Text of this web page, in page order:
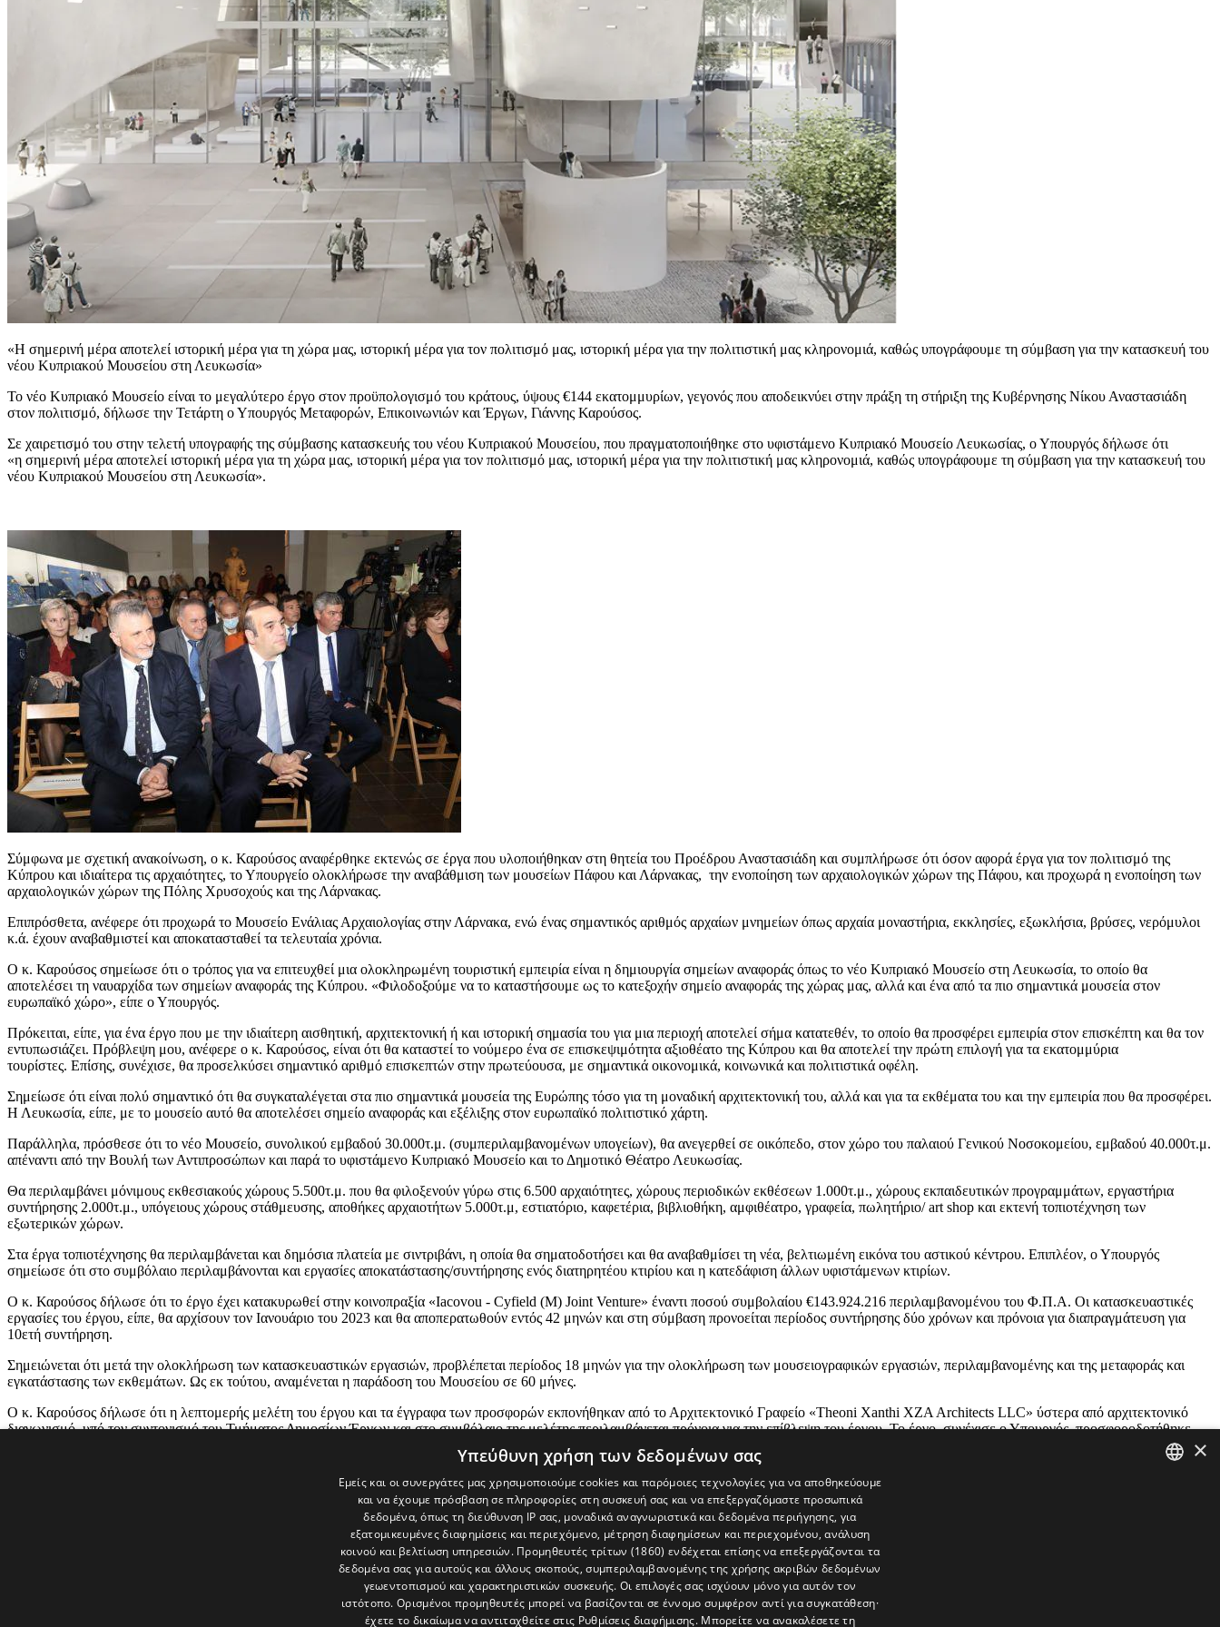
«Η σημερινή μέρα αποτελεί ιστορική μέρα για τη χώρα μας, ιστορική μέρα για τον πολιτισμό μας, ιστορική μέρα για την πολιτιστική μας κληρονομιά, καθώς υπογράφουμε τη σύμβαση για την κατασκευή του
νέου Κυπριακού Μουσείου στη Λευκωσία»
Το νέο Κυπριακό Μουσείο είναι το μεγαλύτερο έργο στον προϋπολογισμό του κράτους, ύψους €144 εκατομμυρίων, γεγονός που αποδεικνύει στην πράξη τη στήριξη της Κυβέρνησης Νίκου Αναστασιάδη
στον πολιτισμό, δήλωσε την Τετάρτη ο Υπουργός Μεταφορών, Επικοινωνιών και Έργων, Γιάννης Καρούσος.
Σε χαιρετισμό του στην τελετή υπογραφής της σύμβασης κατασκευής του νέου Κυπριακού Μουσείου, που πραγματοποιήθηκε στο υφιστάμενο Κυπριακό Μουσείο Λευκωσίας, ο Υπουργός δήλωσε ότι
«η σημερινή μέρα αποτελεί ιστορική μέρα για τη χώρα μας, ιστορική μέρα για τον πολιτισμό μας, ιστορική μέρα για την πολιτιστική μας κληρονομιά, καθώς υπογράφουμε τη σύμβαση για την κατασκευή του
νέου Κυπριακού Μουσείου στη Λευκωσία».
Σύμφωνα με σχετική ανακοίνωση, ο κ. Καρούσος αναφέρθηκε εκτενώς σε έργα που υλοποιήθηκαν στη θητεία του Προέδρου Αναστασιάδη και συμπλήρωσε ότι όσον αφορά έργα για τον πολιτισμό της
Κύπρου και ιδιαίτερα τις αρχαιότητες, το Υπουργείο ολοκλήρωσε την αναβάθμιση των μουσείων Πάφου και Λάρνακας, την ενοποίηση των αρχαιολογικών χώρων της Πάφου, και προχωρά η ενοποίηση των
αρχαιολογικών χώρων της Πόλης Χρυσοχούς και της Λάρνακας.
Επιπρόσθετα, ανέφερε ότι προχωρά το Μουσείο Ενάλιας Αρχαιολογίας στην Λάρνακα, ενώ ένας σημαντικός αριθμός αρχαίων μνημείων όπως αρχαία μοναστήρια, εκκλησίες, εξωκλήσια, βρύσες, νερόμυλοι
κ.ά. έχουν αναβαθμιστεί και αποκατασταθεί τα τελευταία χρόνια.
Ο κ. Καρούσος σημείωσε ότι ο τρόπος για να επιτευχθεί μια ολοκληρωμένη τουριστική εμπειρία είναι η δημιουργία σημείων αναφοράς όπως το νέο Κυπριακό Μουσείο στη Λευκωσία, το οποίο θα
αποτελέσει τη ναυαρχίδα των σημείων αναφοράς της Κύπρου. «Φιλοδοξούμε να το καταστήσουμε ως το κατεξοχήν σημείο αναφοράς της χώρας μας, αλλά και ένα από τα πιο σημαντικά μουσεία στον
ευρωπαϊκό χώρο», είπε ο Υπουργός.
Πρόκειται, είπε, για ένα έργο που με την ιδιαίτερη αισθητική, αρχιτεκτονική ή και ιστορική σημασία του για μια περιοχή αποτελεί σήμα κατατεθέν, το οποίο θα προσφέρει εμπειρία στον επισκέπτη και θα τον
εντυπωσιάζει. Πρόβλεψη μου, ανέφερε ο κ. Καρούσος, είναι ότι θα καταστεί το νούμερο ένα σε επισκεψιμότητα αξιοθέατο της Κύπρου και θα αποτελεί την πρώτη επιλογή για τα εκατομμύρια
τουρίστες. Επίσης, συνέχισε, θα προσελκύσει σημαντικό αριθμό επισκεπτών στην πρωτεύουσα, με σημαντικά οικονομικά, κοινωνικά και πολιτιστικά οφέλη.
Σημείωσε ότι είναι πολύ σημαντικό ότι θα συγκαταλέγεται στα πιο σημαντικά μουσεία της Ευρώπης τόσο για τη μοναδική αρχιτεκτονική του, αλλά και για τα εκθέματα του και την εμπειρία που θα προσφέρει.
Η Λευκωσία, είπε, με το μουσείο αυτό θα αποτελέσει σημείο αναφοράς και εξέλιξης στον ευρωπαϊκό πολιτιστικό χάρτη.
Παράλληλα, πρόσθεσε ότι το νέο Μουσείο, συνολικού εμβαδού 30.000τ.μ. (συμπεριλαμβανομένων υπογείων), θα ανεγερθεί σε οικόπεδο, στον χώρο του παλαιού Γενικού Νοσοκομείου, εμβαδού 40.000τ.μ.
απέναντι από την Βουλή των Αντιπροσώπων και παρά το υφιστάμενο Κυπριακό Μουσείο και το Δημοτικό Θέατρο Λευκωσίας.
Θα περιλαμβάνει μόνιμους εκθεσιακούς χώρους 5.500τ.μ. που θα φιλοξενούν γύρω στις 6.500 αρχαιότητες, χώρους περιοδικών εκθέσεων 1.000τ.μ., χώρους εκπαιδευτικών προγραμμάτων, εργαστήρια
συντήρησης 2.000τ.μ., υπόγειους χώρους στάθμευσης, αποθήκες αρχαιοτήτων 5.000τ.μ, εστιατόριο, καφετέρια, βιβλιοθήκη, αμφιθέατρο, γραφεία, πωλητήριο/ art shop και εκτενή τοπιοτέχνηση των
εξωτερικών χώρων.
Στα έργα τοπιοτέχνησης θα περιλαμβάνεται και δημόσια πλατεία με σιντριβάνι, η οποία θα σηματοδοτήσει και θα αναβαθμίσει τη νέα, βελτιωμένη εικόνα του αστικού κέντρου. Επιπλέον, ο Υπουργός
σημείωσε ότι στο συμβόλαιο περιλαμβάνονται και εργασίες αποκατάστασης/συντήρησης ενός διατηρητέου κτιρίου και η κατεδάφιση άλλων υφιστάμενων κτιρίων.
Ο κ. Καρούσος δήλωσε ότι το έργο έχει κατακυρωθεί στην κοινοπραξία «Iacovou - Cyfield (M) Joint Venture» έναντι ποσού συμβολαίου €143.924.216 περιλαμβανομένου του Φ.Π.Α. Οι κατασκευαστικές
εργασίες του έργου, είπε, θα αρχίσουν τον Ιανουάριο του 2023 και θα αποπερατωθούν εντός 42 μηνών και στη σύμβαση προνοείται περίοδος συντήρησης δύο χρόνων και πρόνοια για διαπραγμάτευση για
10ετή συντήρηση.
Σημειώνεται ότι μετά την ολοκλήρωση των κατασκευαστικών εργασιών, προβλέπεται περίοδος 18 μηνών για την ολοκλήρωση των μουσειογραφικών εργασιών, περιλαμβανομένης και της μεταφοράς και
εγκατάστασης των εκθεμάτων. Ως εκ τούτου, αναμένεται η παράδοση του Μουσείου σε 60 μήνες.
Ο κ. Καρούσος δήλωσε ότι η λεπτομερής μελέτη του έργου και τα έγγραφα των προσφορών εκπονήθηκαν από το Αρχιτεκτονικό Γραφείο «Theoni Xanthi XZA Architects LLC» ύστερα από αρχιτεκτονικό
διαγωνισμό, υπό τον συντονισμό του Τμήματος Δημοσίων Έργων και στο συμβόλαιο της μελέτης περιλαμβάνεται πρόνοια για την επίβλεψη του έργου. Το έργο, συνέχισε ο Υπουργός, προσφοροδοτήθηκε
από το Τμήμα Δημοσίων Έργων, το οποίο θα αναλάβει και τον συντονισμό, επίβλεψη και διαχείριση της σύμβασης.
Τέλος, ο Υπουργός ευχαρίστησε και συνεχάρη όλους τους συντελεστές αυτής της επιτυχημένης πορείας που οδήγησε στην υπογραφή των συμβολαίων για την κατασκευή του νέου Κυπριακού Μουσείου.
×
Υπεύθυνη χρήση των δεδομένων σας
Εμείς και οι συνεργάτες μας χρησιμοποιούμε cookies και παρόμοιες τεχνολογίες για να αποθηκεύουμε
και να έχουμε πρόσβαση σε πληροφορίες στη συσκευή σας και να επεξεργαζόμαστε προσωπικά
δεδομένα, όπως τη διεύθυνση IP σας, μοναδικά αναγνωριστικά και δεδομένα περιήγησης, για
εξατομικευμένες διαφημίσεις και περιεχόμενο, μέτρηση διαφημίσεων και περιεχομένου, ανάλυση
κοινού και βελτίωση υπηρεσιών. Προμηθευτές τρίτων (1860) ενδέχεται επίσης να επεξεργάζονται τα
δεδομένα σας για αυτούς και άλλους σκοπούς, συμπεριλαμβανομένης της χρήσης ακριβών δεδομένων
γεωεντοπισμού και χαρακτηριστικών συσκευής. Οι επιλογές σας ισχύουν μόνο για αυτόν τον
ιστότοπο. Ορισμένοι προμηθευτές μπορεί να βασίζονται σε έννομο συμφέρον αντί για συγκατάθεση·
έχετε το δικαίωμα να αντιταχθείτε στις Ρυθμίσεις διαφήμισης. Μπορείτε να ανακαλέσετε τη